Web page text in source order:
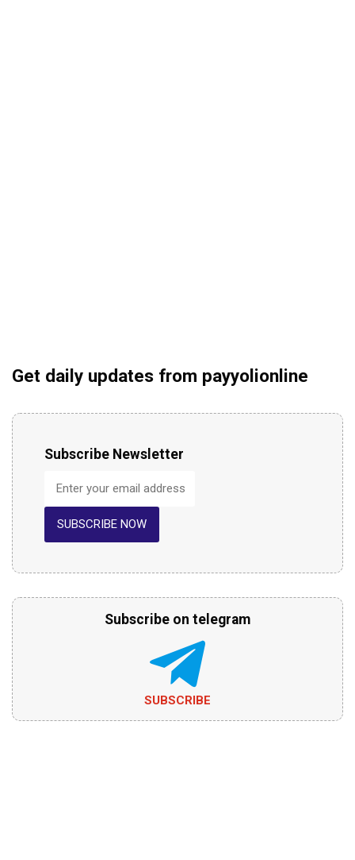
Get daily updates from payyolionline
Subscribe Newsletter
SUBSCRIBE NOW
Subscribe on telegram
SUBSCRIBE